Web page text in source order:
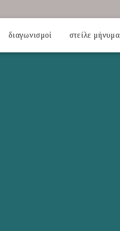
διαγωνισμοί στείλε μήνυμα